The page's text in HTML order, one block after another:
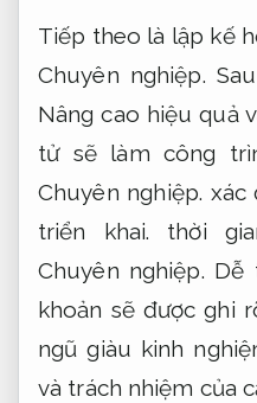
Tiếp theo là lập kế
Chuyên nghiệp.
Nâng cao hiệu quả
tử sẽ làm công
Chuyên nghiệp. xác
triển khai. thời
Chuyên nghiệp. Dễ
khoản sẽ được ghi
ngũ giàu kinh
và trách nhiệm của